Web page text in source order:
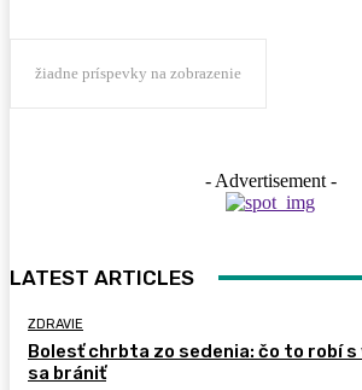
žiadne príspevky na zobrazenie
- Advertisement -
LATEST ARTICLES
ZDRAVIE
Bolesť chrbta zo sedenia: čo to robí
sa brániť